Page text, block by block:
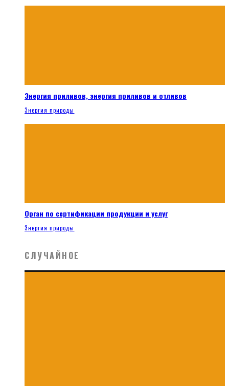
Энергия приливов, энергия приливов и отливов
Энергия природы
Орган по сертификации продукции и услуг
Энергия природы
СЛУЧАЙНОЕ